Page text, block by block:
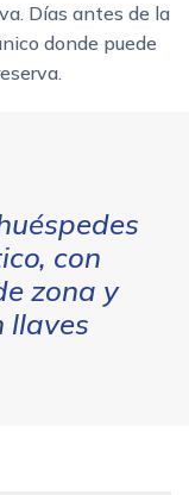
Días antes de la
donde puede
con
zona y
llaves